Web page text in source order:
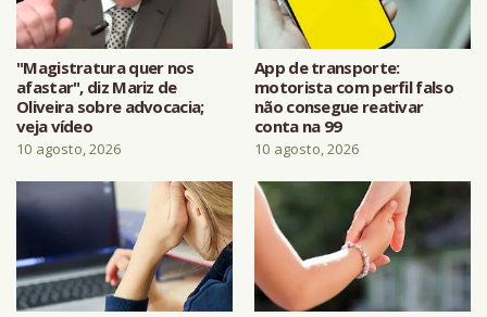
"Magistratura quer nos
afastar", diz Mariz de
Oliveira sobre advocacia;
veja vídeo
10 agosto, 2026
App de transporte:
motorista com perfil falso
não consegue reativar
conta na 99
10 agosto, 2026